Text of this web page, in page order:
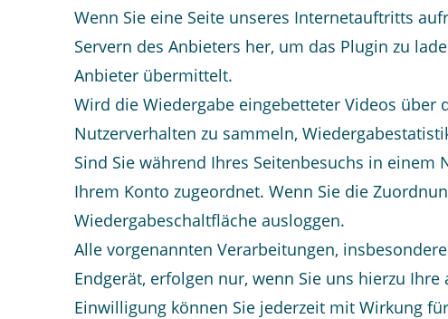
Wenn Sie eine Seite unseres Internetauftritts
Servern des Anbieters her, um das Plugin zu
Anbieter übermittelt.
Wird die Wiedergabe eingebetteter Videos über
Nutzerverhalten zu sammeln,
Sind Sie während Ihres Seitenbesuchs in
Ihrem Konto zugeordnet. Wenn Sie die
Wiedergabeschaltfläche ausloggen.
Alle vorgenannten Verarbeitungen,
Endgerät, erfolgen nur, wenn Sie uns hierzu
Einwilligung können Sie jederzeit mit Wirkung